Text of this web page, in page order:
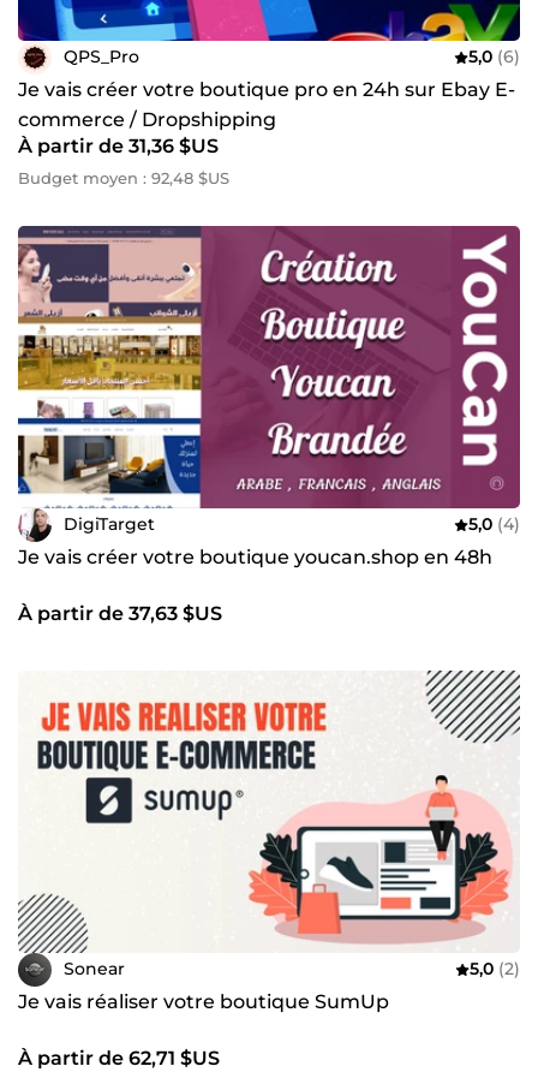
QPS_Pro 5,0 (6)
Je vais créer votre boutique pro en 24h sur Ebay E-
commerce / Dropshipping
À partir de 31,36 $US
Budget moyen : 92,48 $US
DigiTarget 5,0 (4)
Je vais créer votre boutique youcan.shop en 48h
À partir de 37,63 $US
Sonear 5,0 (2)
Je vais réaliser votre boutique SumUp
À partir de 62,71 $US